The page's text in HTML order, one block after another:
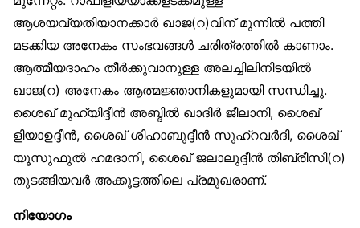
ആശയവ്യതിയാനക്കാർ ഖാജ(റ)വിന് മുന്നിൽ പത്തി
മടക്കിയ അനേകം സംഭവങ്ങൾ ചരിത്രത്തിൽ കാണാം.
ആത്മീയദാഹം തീർക്കുവാനുള്ള അലച്ചിലിനിടയിൽ
ഖാജ(റ) അനേകം ആത്മജ്ഞാനികളുമായി സന്ധിച്ചു.
ശൈഖ് മുഹ്‌യിദ്ദീൻ അബ്ദിൽ ഖാദിർ ജീലാനി, ശൈഖ്
ളിയാഉദ്ദീൻ, ശൈഖ് ശിഹാബുദ്ദീൻ സുഹ്‌റവർദി, ശൈഖ്
യൂസുഫുൽ ഹമദാനി, ശൈഖ് ജലാലുദ്ദീൻ തിബ്‌രീസി(റ)
തുടങ്ങിയവർ അക്കൂട്ടത്തിലെ പ്രമുഖരാണ്.
നിയോഗം